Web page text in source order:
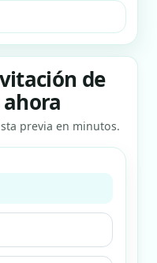
de
previa en minutos.